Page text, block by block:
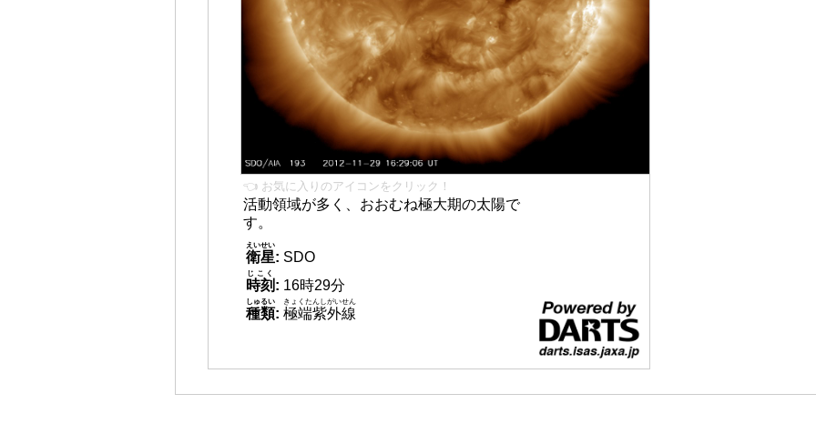
👈 お気に入りのアイコンをクリック！
活動領域が多く、おおむね極大期の太陽で
す。
衛星
えいせい
: SDO
時刻
じこく
: 16時29分
種類
しゅるい
: 極端紫外線
きょくたんしがいせん